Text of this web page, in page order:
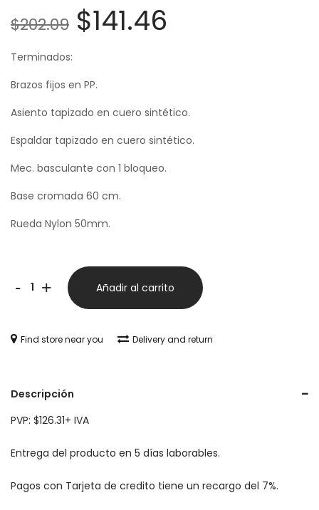
$202.09 $141.46
Terminados:
Brazos fijos en PP.
Asiento tapizado en cuero sintético.
Espaldar tapizado en cuero sintético.
Mec. basculante con 1 bloqueo.
Base cromada 60 cm.
Rueda Nylon 50mm.
- + Añadir al carrito
Find store near you Delivery and return
Descripción
PVP: $126.31+ IVA
Entrega del producto en 5 días laborables.
Pagos con Tarjeta de credito tiene un recargo del 7%.